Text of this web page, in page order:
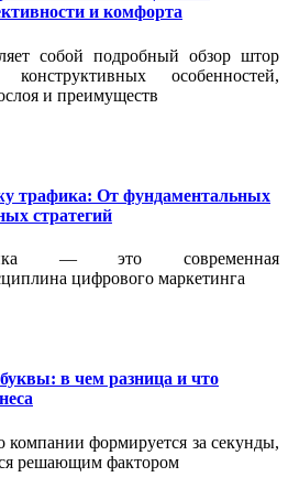
и комфорта
собой подробный обзор штор
особенностей,
и преимуществ
трафика: От фундаментальных
стратегий
— это современная
цифрового маркетинга
в чем разница и что
компании формируется за секунды,
решающим фактором